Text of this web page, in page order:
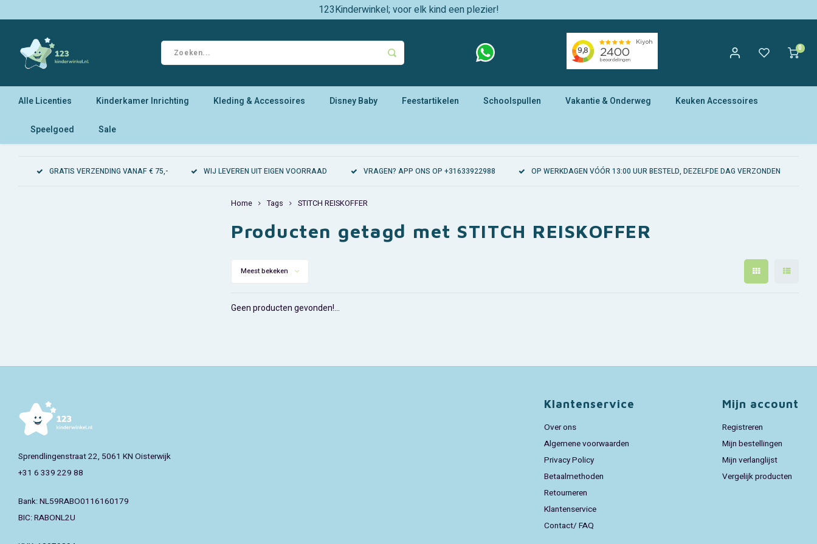
123Kinderwinkel; voor elk kind een plezier!
0
Alle Licenties Kinderkamer Inrichting Kleding & Accessoires Disney Baby Feestartikelen Schoolspullen Vakantie & Onderweg Keuken Accessoires
Speelgoed Sale
GRATIS VERZENDING VANAF € 75,- WIJ LEVEREN UIT EIGEN VOORRAAD VRAGEN? APP ONS OP +31633922988 OP WERKDAGEN VÓÓR 13:00 UUR BESTELD, DEZELFDE DAG VERZONDEN
Home Tags STITCH REISKOFFER
Producten getagd met STITCH REISKOFFER
Meest bekeken
Geen producten gevonden!...
Sprendlingenstraat 22, 5061 KN Oisterwijk
+31 6 339 229 88
Bank: NL59RABO0116160179
BIC: RABONL2U
Klantenservice
Over ons
Algemene voorwaarden
Privacy Policy
Betaalmethoden
Retourneren
Klantenservice
Contact/ FAQ
Mijn account
Registreren
Mijn bestellingen
Mijn verlanglijst
Vergelijk producten